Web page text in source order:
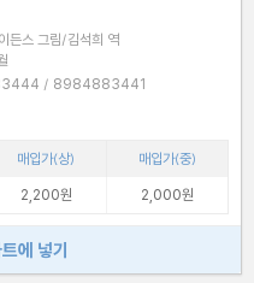
든스 그림/김석희 역
ISBN : 9788984883444 / 8984883441
매입가(상)
매입가(중)
2,200원 2,000원
에 넣기